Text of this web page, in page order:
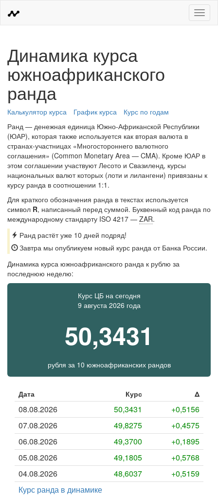
Меню
Динамика курса
южноафриканского
ранда
Калькулятор курса График курса
Курс по годам
Ранд — денежная единица Южно-Африканской Республики
(ЮАР), которая также используется как вторая валюта в
странах-участницах «Многостороннего валютного
соглашения» (Common Monetary Area — CMA). Кроме ЮАР в
этом соглашении участвуют Лесото и Свазиленд, курсы
национальных валют которых (лоти и лилангени) привязаны к
курсу ранда в соотношении 1:1.
Для краткого обозначения ранда в текстах используется
символ R, написанный перед суммой. Буквенный код ранда по
международному стандарту ISO 4217 — ZAR.
Ранд растёт уже 10 дней подряд!
Завтра мы опубликуем новый курс ранда от Банка России.
Динамика курса южноафриканского ранда к рублю за
последнюю неделю:
Курс ЦБ на сегодня
9 августа 2026 года
50,3431
рубля за 10 южноафриканских рандов
Дата Курс Δ
08.08.2026 50,3431
+0,5156
07.08.2026
49,8275
+0,4575
06.08.2026
49,3700
+0,1895
05.08.2026
49,1805
+0,5768
04.08.2026
48,6037
+0,5159
Курс ранда в динамике